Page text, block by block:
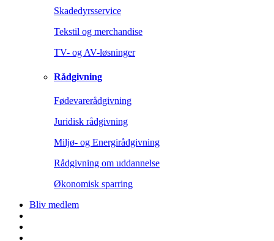
Skadedyrsservice
Tekstil og merchandise
TV- og AV-løsninger
Rådgivning
Fødevarerådgivning
Juridisk rådgivning
Miljø- og Energirådgivning
Rådgivning om uddannelse
Økonomisk sparring
Bliv medlem